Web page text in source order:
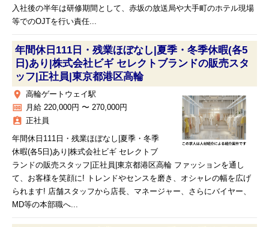
入社後の半年は研修期間として、赤坂の放送局や大手町のホテル現場
等でのOJTを行い責任...
年間休日111日・残業ほぼなし|夏季・冬季休暇(各5
日)あり|株式会社ビギ セレクトブランドの販売スタ
ッフ|正社員|東京都港区高輪
place 高輪ゲートウェイ駅
money 月給 220,000円 〜 270,000円
assignment_ind 正社員
年間休日111日・残業ほぼなし|夏季・冬季
休暇(各5日)あり|株式会社ビギ セレクトブ
ランドの販売スタッフ|正社員|東京都港区高輪 ファッションを通し
て、お客様を笑顔に! トレンドやセンスを磨き、オシャレの幅を広げ
られます! 店舗スタッフから店長、マネージャー、さらにバイヤー、
MD等の本部職へ...